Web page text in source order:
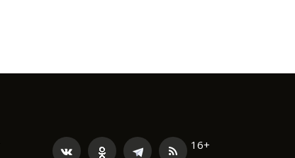
16+